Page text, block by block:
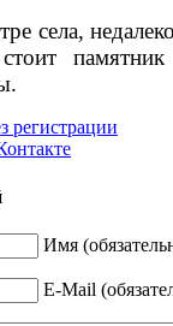
села,
регистрации
Имя
E-Mail